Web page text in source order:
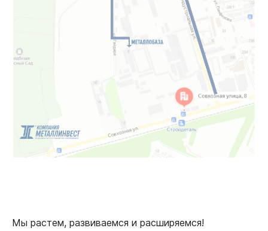
Мы растем, развиваемся и расширяемся!